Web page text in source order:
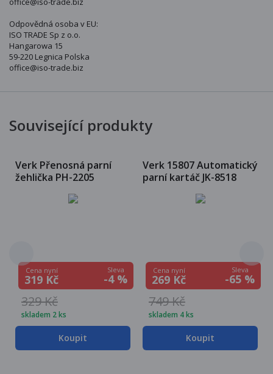
Odpovědná osoba v EU:
ISO TRADE Sp z o.o.
Hangarowa 15
59-220 Legnica Polska
office@iso-trade.biz
Související produkty
Verk Přenosná parní
žehlička PH-2205
Cena nyní
319 Kč
Sleva
-4 %
329 Kč
skladem 2 ks
Koupit
Verk 15807 Automatický
parní kartáč JK-8518
Cena nyní
269 Kč
Sleva
-65 %
749 Kč
skladem 4 ks
Koupit